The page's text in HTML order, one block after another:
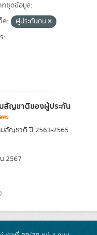
ทชุดข้อมูล:
ค:
ผู้ประกันตน
:
สัญชาติของผู้ประกัน
มสัญชาติ ปี 2563-2565
2567
).